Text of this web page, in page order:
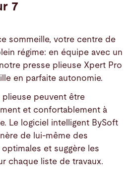
7
sommeille, votre centre de
régime: en équipe avec un
presse plieuse Xpert Pro
en parfaite autonomie.
plieuse peuvent être
et confortablement à
Le logiciel intelligent BySoft
de lui-même des
et suggère les
chaque liste de travaux.